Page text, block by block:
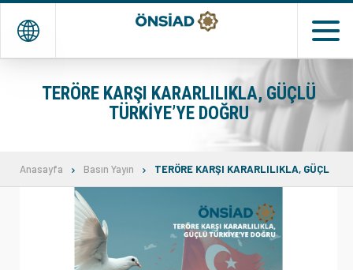
TR
EN
DERNEK ve ÜYELER
TEMSİLCİLİKLERİMİZ
ETKİNLİKLER
TERÖRE KARŞI KARARLILIKLA, GÜÇLÜ
TÜRKİYE’YE DOĞRU
Anasayfa Basın Yayın TERÖRE KARŞI KARARLILIKLA, GÜÇLÜ